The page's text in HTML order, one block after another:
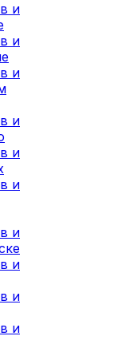
и
и
и
и
и
и
и
и
и
и